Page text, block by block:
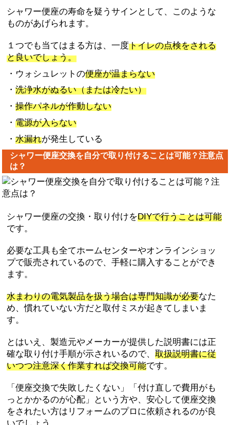
シャワー便座の寿命を疑うサインとして、このような
ものがあげられます。
１つでも当てはまる方は、一度トイレの点検をされる
と良いでしょう。
・ウォシュレットの便座が温まらない
・洗浄水がぬるい（または冷たい）
・操作パネルが作動しない
・電源が入らない
・水漏れが発生している
シャワー便座交換を自分で取り付けることは可能？注意点
は？
シャワー便座の交換・取り付けをDIYで行うことは可能
です。
必要な工具も全てホームセンターやオンラインショッ
プで販売されているので、手軽に購入することができ
ます。
水まわりの電気製品を扱う場合は専門知識が必要なた
め、慣れていない方だと取付ミスが起きてしまいま
す。
とはいえ、製造元やメーカーが提供した説明書には正
確な取り付け手順が示されいるので、取扱説明書に従
いつつ注意深く作業すれば交換可能です。
「便座交換で失敗したくない」「付け直しで費用がも
っとかかるのが心配」という方や、安心して便座交換
をされたい方はリフォームのプロに依頼されるのが良
いでしょう。